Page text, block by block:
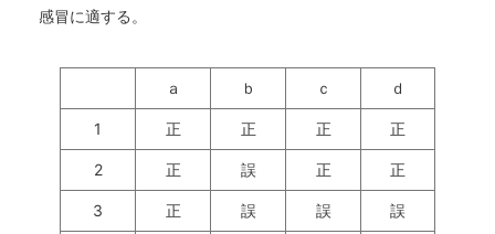
感冒に適する。
ａ ｂ ｃ ｄ
1 正 正 正 正
2 正 誤 正 正
3 正 誤 誤 誤